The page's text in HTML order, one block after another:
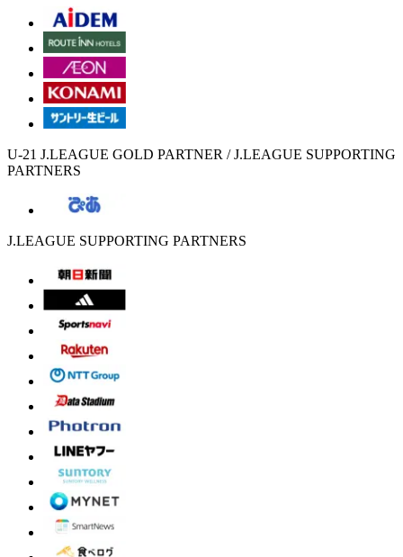
U-21 J.LEAGUE GOLD PARTNER / J.LEAGUE SUPPORTING
PARTNERS
J.LEAGUE SUPPORTING PARTNERS